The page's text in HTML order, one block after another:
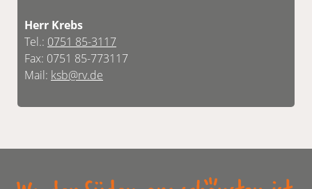
Herr Krebs
Tel.: 0751 85-3117
Fax: 0751 85-773117
Mail: ksb@rv.de